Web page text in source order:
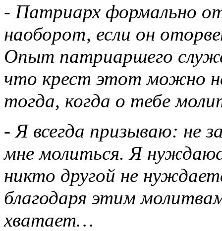
- Патриарх формально
наоборот, если он
Опыт патриаршего
что крест этот можно
тогда, когда о тебе
- Я всегда призываю: не
мне молиться. Я
никто другой не
благодаря этим
хватает…